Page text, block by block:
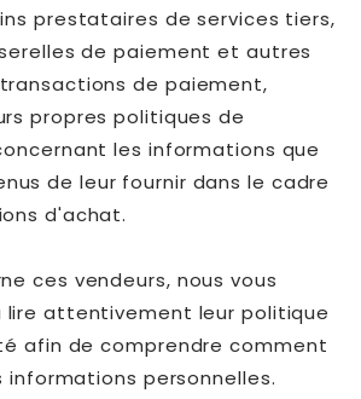
prestataires de services tiers,
de paiement et autres
de paiement,
propres politiques de
les informations que
de leur fournir dans le cadre
d'achat.
ces vendeurs, nous vous
lire attentivement leur politique
afin de comprendre comment
personnelles.